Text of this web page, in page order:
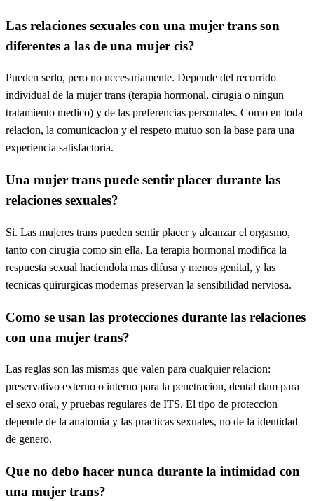
Las relaciones sexuales con una mujer trans son
diferentes a las de una mujer cis?
Pueden serlo, pero no necesariamente. Depende del recorrido
individual de la mujer trans (terapia hormonal, cirugia o ningun
tratamiento medico) y de las preferencias personales. Como en toda
relacion, la comunicacion y el respeto mutuo son la base para una
experiencia satisfactoria.
Una mujer trans puede sentir placer durante las
relaciones sexuales?
Si. Las mujeres trans pueden sentir placer y alcanzar el orgasmo,
tanto con cirugia como sin ella. La terapia hormonal modifica la
respuesta sexual haciendola mas difusa y menos genital, y las
tecnicas quirurgicas modernas preservan la sensibilidad nerviosa.
Como se usan las protecciones durante las relaciones
con una mujer trans?
Las reglas son las mismas que valen para cualquier relacion:
preservativo externo o interno para la penetracion, dental dam para
el sexo oral, y pruebas regulares de ITS. El tipo de proteccion
depende de la anatomia y las practicas sexuales, no de la identidad
de genero.
Que no debo hacer nunca durante la intimidad con
una mujer trans?